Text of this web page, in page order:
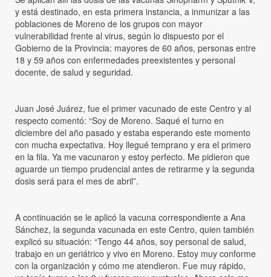
y está destinado, en esta primera instancia, a inmunizar a las
poblaciones de Moreno de los grupos con mayor
vulnerabilidad frente al virus, según lo dispuesto por el
Gobierno de la Provincia: mayores de 60 años, personas entre
18 y 59 años con enfermedades preexistentes y personal
docente, de salud y seguridad.
Juan José Juárez, fue el primer vacunado de este Centro y al
respecto comentó: “Soy de Moreno. Saqué el turno en
diciembre del año pasado y estaba esperando este momento
con mucha expectativa. Hoy llegué temprano y era el primero
en la fila. Ya me vacunaron y estoy perfecto. Me pidieron que
aguarde un tiempo prudencial antes de retirarme y la segunda
dosis será para el mes de abril”.
A continuación se le aplicó la vacuna correspondiente a Ana
Sánchez, la segunda vacunada en este Centro, quien también
explicó su situación: “Tengo 44 años, soy personal de salud,
trabajo en un geriátrico y vivo en Moreno. Estoy muy conforme
con la organización y cómo me atendieron. Fue muy rápido,